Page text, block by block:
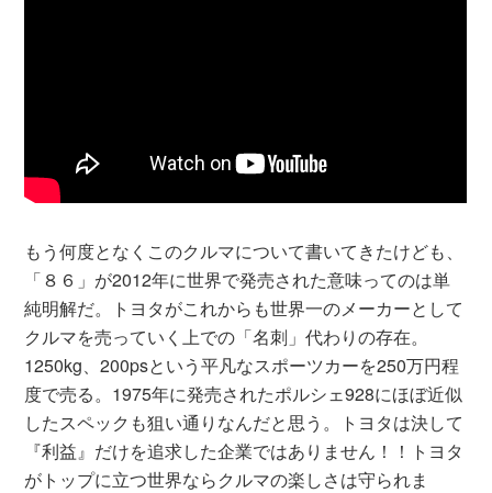
もう何度となくこのクルマについて書いてきたけども、
「８６」が2012年に世界で発売された意味ってのは単
純明解だ。トヨタがこれからも世界一のメーカーとして
クルマを売っていく上での「名刺」代わりの存在。
1250kg、200psという平凡なスポーツカーを250万円程
度で売る。1975年に発売されたポルシェ928にほぼ近似
したスペックも狙い通りなんだと思う。トヨタは決して
『利益』だけを追求した企業ではありません！！トヨタ
がトップに立つ世界ならクルマの楽しさは守られま